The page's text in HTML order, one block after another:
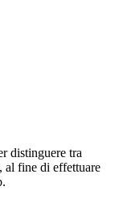
distinguere tra
al fine di effettuare